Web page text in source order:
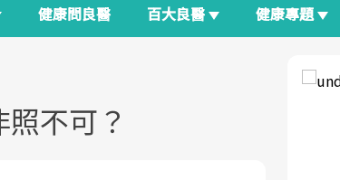
健康問良醫 百大良醫 健康專題
不可？